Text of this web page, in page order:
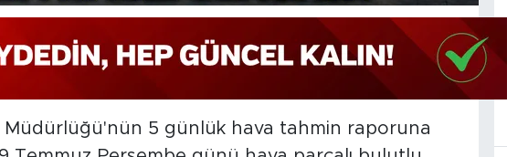
Müdürlüğü'nün 5 günlük hava tahmin raporuna